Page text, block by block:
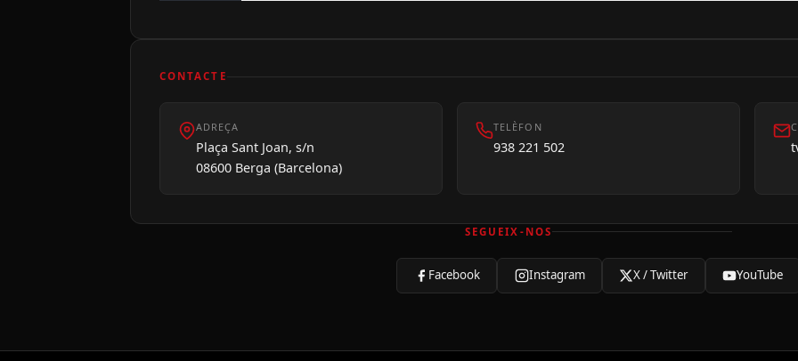
CONTACTE
ADREÇA
Plaça Sant Joan, s/n
08600 Berga (Barcelona)
TELÈFON
938 221 502
SEGUEIX-NOS
Facebook Instagram X / Twitter YouTube